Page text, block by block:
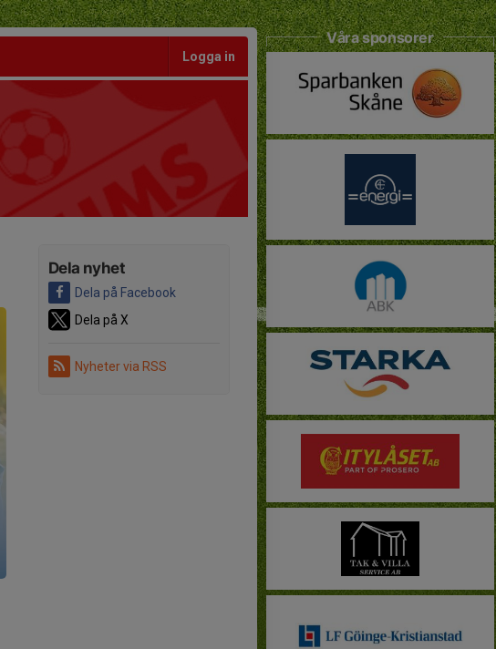
Logga in
Dela nyhet
Dela på Facebook
Dela på X
Nyheter via RSS
Våra sponsorer